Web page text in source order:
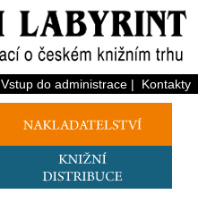
Vstup do administrace| Kontakty